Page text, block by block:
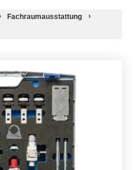
Fachraumausstattung